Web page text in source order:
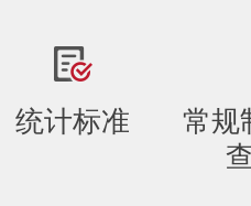
统计标准
常规